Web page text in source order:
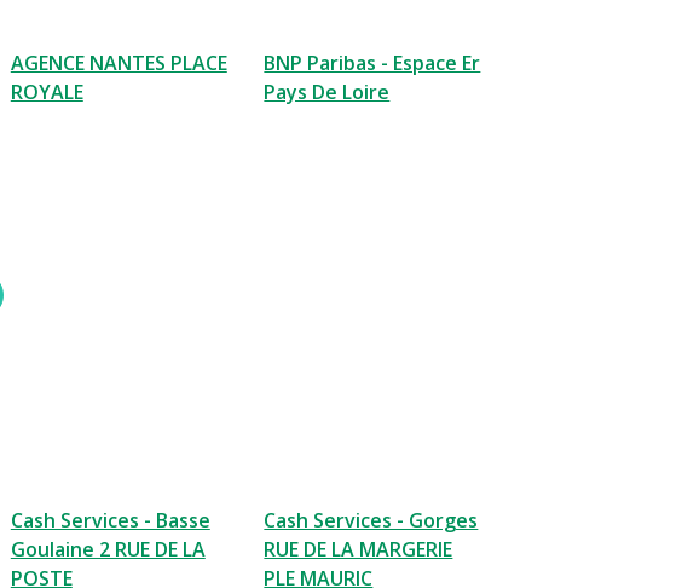
AGENCE NANTES PLACE
ROYALE
BNP Paribas - Espace Er
Pays De Loire
Cash Services - Basse
Goulaine 2 RUE DE LA
POSTE
Cash Services - Gorges
RUE DE LA MARGERIE
PLE MAURIC